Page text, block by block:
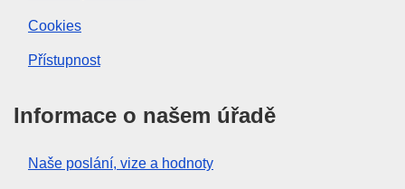
Cookies
Přístupnost
Informace o našem úřadě
Naše poslání, vize a hodnoty